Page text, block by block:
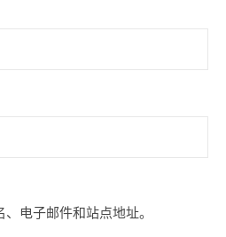
电子邮件和站点地址。